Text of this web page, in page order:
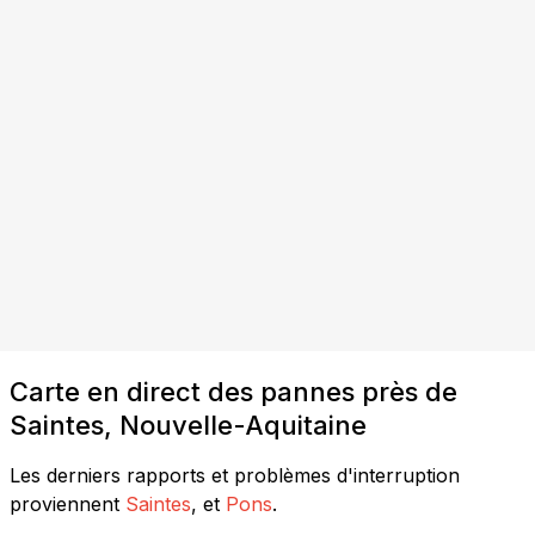
Carte en direct des pannes près de
Saintes, Nouvelle-Aquitaine
Les derniers rapports et problèmes d'interruption
proviennent Saintes, et Pons.